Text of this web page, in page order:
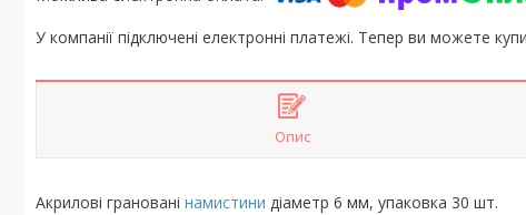
У компанії підключені електронні платежі. Тепер ви можете
Опис
Акрилові грановані намистини діаметр 6 мм, упаковка 30 шт.